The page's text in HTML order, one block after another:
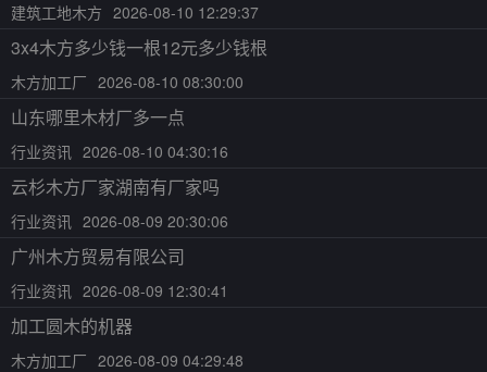
建筑工地木方 2026-08-10 12:29:37
3x4木方多少钱一根12元多少钱根
木方加工厂 2026-08-10 08:30:00
山东哪里木材厂多一点
行业资讯 2026-08-10 04:30:16
云杉木方厂家湖南有厂家吗
行业资讯 2026-08-09 20:30:06
广州木方贸易有限公司
行业资讯 2026-08-09 12:30:41
加工圆木的机器
木方加工厂 2026-08-09 04:29:48